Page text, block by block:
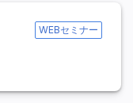
WEBセミナー